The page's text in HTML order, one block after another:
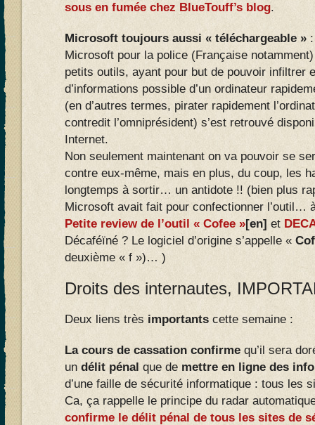
sous en fumée chez BlueTouff’s blog.
Microsoft toujours aussi « téléchargeable »
Microsoft pour la police (Française
petits outils, ayant pour but de pouvoir infiltrer
d’informations possible d’un ordinateur
(en d’autres termes, pirater rapidement
contredit l’omniprésident) s’est retrouvé
Internet.
Non seulement maintenant on va pouvoir se
contre eux-même, mais en plus, du coup, les
longtemps à sortir… un antidote !! (bien plus
Microsoft avait fait pour confectionner l’outil…
Petite review de l’outil « Cofee »[en] et
Décaféïné ? Le logiciel d’origine s’appelle «
deuxième « f »)… )
Droits des internautes,
Deux liens très importants cette semaine :
La cours de cassation confirme qu’il sera
un délit pénal que de mettre en ligne des
d’une faille de sécurité informatique : tous les
Ca, ça rappelle le principe du radar
confirme le délit pénal de tous les sites de